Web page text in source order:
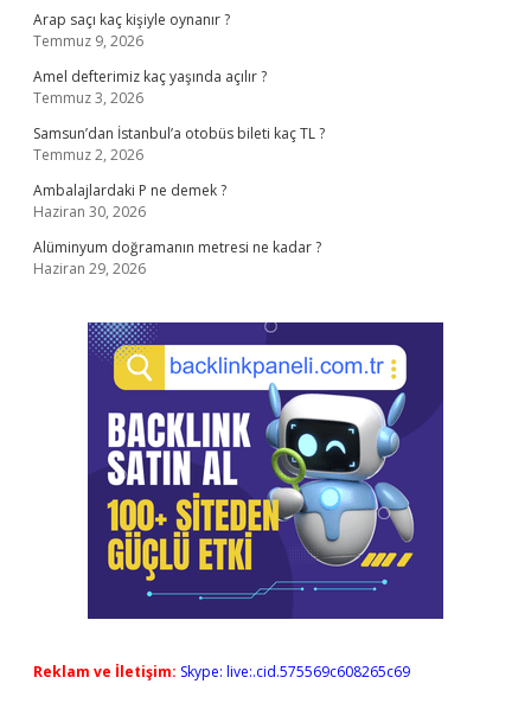
Arap saçı kaç kişiyle oynanır ?
Temmuz 9, 2026
Amel defterimiz kaç yaşında açılır ?
Temmuz 3, 2026
Samsun’dan İstanbul’a otobüs bileti kaç TL ?
Temmuz 2, 2026
Ambalajlardaki P ne demek ?
Haziran 30, 2026
Alüminyum doğramanın metresi ne kadar ?
Haziran 29, 2026
Reklam ve İletişim: Skype: live:.cid.575569c608265c69